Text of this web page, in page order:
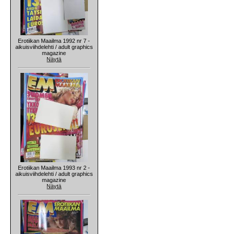
Erotiikan Maailma 1992 nr 7 -
aikuisviihdelehti / adult graphics
magazine
Näytä
Erotiikan Maailma 1993 nr 2 -
aikuisviihdelehti / adult graphics
magazine
Näytä